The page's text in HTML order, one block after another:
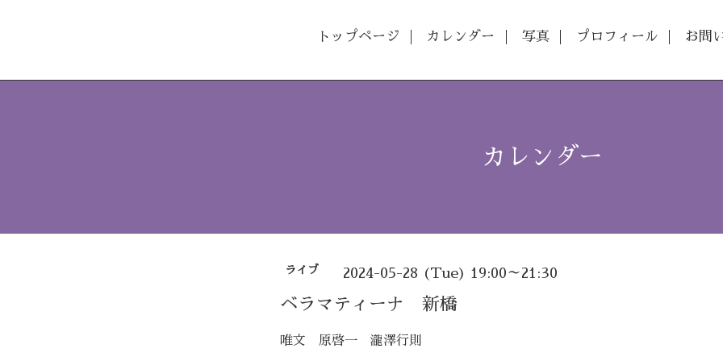
トップページ カレンダー 写真 プロフィール お問
カレンダー
ライブ 2024-05-28 (Tue) 19:00～21:30
ベラマティーナ 新橋
唯文 原啓一 瀧澤行則